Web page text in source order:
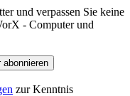
und verpassen Sie keine
- Computer und
abonnieren
zur Kenntnis